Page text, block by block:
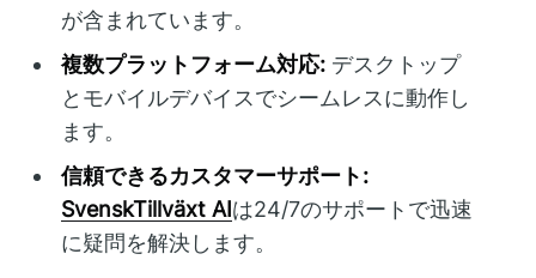
が含まれています。
複数プラットフォーム対応: デスクトップ
とモバイルデバイスでシームレスに動作し
ます。
信頼できるカスタマーサポート:
SvenskTillväxt AIは24/7のサポートで迅速
に疑問を解決します。